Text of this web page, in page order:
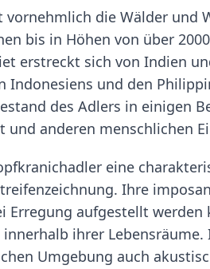
die Wälder und
bis in Höhen von über
erstreckt sich von Indien
Indonesiens und den
des Adlers in einigen
anderen menschlichen
eine
Ihre
Erregung aufgestellt werden
ihrer
Umgebung auch